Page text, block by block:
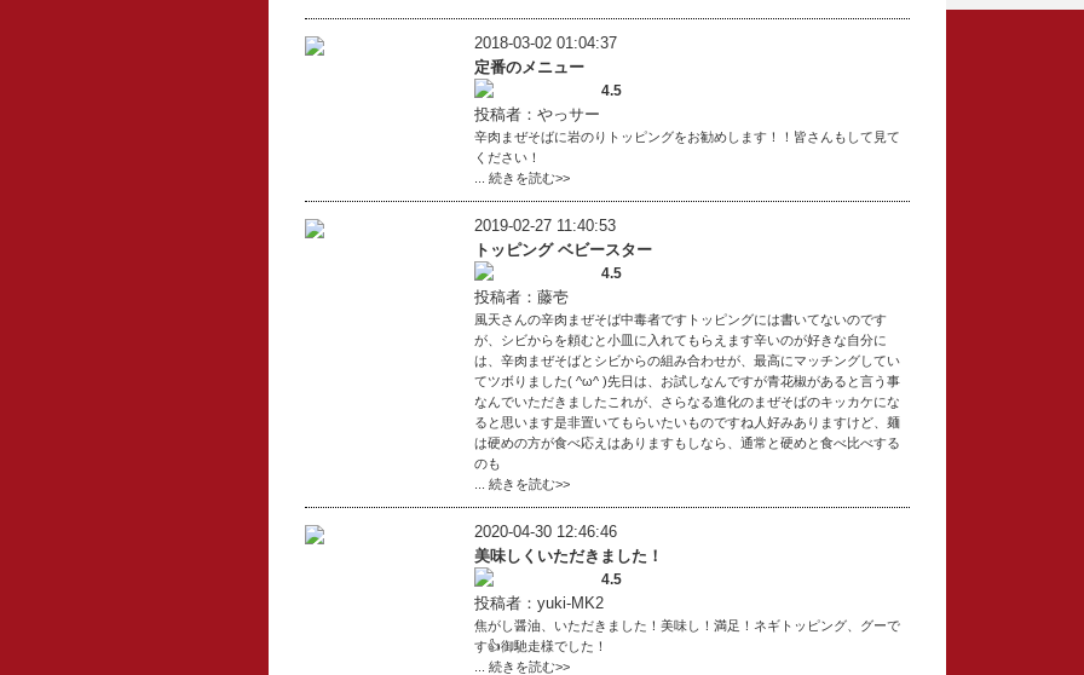
2018-03-02 01:04:37
定番のメニュー
4.5
投稿者：やっサー
辛肉まぜそばに岩のりトッピングをお勧めします！！皆さんもして見て
ください！
... 続きを読む>>
2019-02-27 11:40:53
トッピング ベビースター
4.5
投稿者：藤壱
風天さんの辛肉まぜそば中毒者ですトッピングには書いてないのです
が、シビからを頼むと小皿に入れてもらえます辛いのが好きな自分に
は、辛肉まぜそばとシビからの組み合わせが、最高にマッチングしてい
てツボりました( ^ω^ )先日は、お試しなんですが青花椒があると言う事
なんでいただきましたこれが、さらなる進化のまぜそばのキッカケにな
ると思います是非置いてもらいたいものですね人好みありますけど、麺
は硬めの方が食べ応えはありますもしなら、通常と硬めと食べ比べする
のも
... 続きを読む>>
2020-04-30 12:46:46
美味しくいただきました！
4.5
投稿者：yuki-MK2
焦がし醤油、いただきました！美味し！満足！ネギトッピング、グーで
す👍御馳走様でした！
... 続きを読む>>